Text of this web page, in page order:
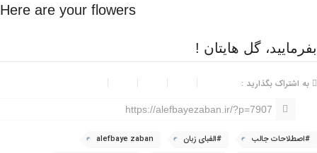
Here are your flowers
بفرمایید، گل ه‍ایتان !
به اشتراک بگذارید :
https://alefbayezaban.ir/?p=7907
#اصطلاحات جالب #الفبای زبان
alefbaye zaban